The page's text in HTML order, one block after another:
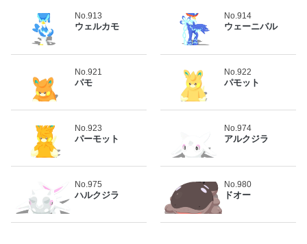
No.913
ウェルカモ
No.914
ウェーニバル
No.921
パモ
No.922
パモット
No.923
パーモット
No.974
アルクジラ
No.975
ハルクジラ
No.980
ドオー